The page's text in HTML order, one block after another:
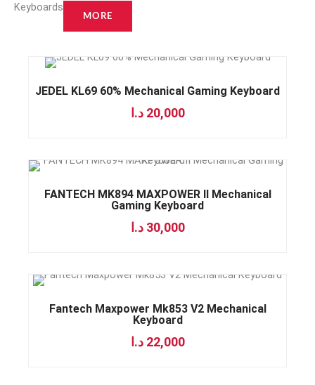
Keyboards
MORE
JEDEL KL69 60% Mechanical Gaming Keyboard
20,000 د.ا
FANTECH MK894 MAXPOWER II Mechanical
Gaming Keyboard
30,000 د.ا
Fantech Maxpower Mk853 V2 Mechanical
Keyboard
22,000 د.ا